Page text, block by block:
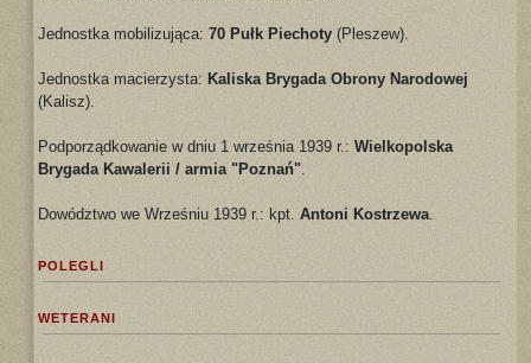
Jednostka mobilizująca: 70 Pułk Piechoty (Pleszew).
Jednostka macierzysta: Kaliska Brygada Obrony Narodowej
(Kalisz).
Podporządkowanie w dniu 1 września 1939 r.: Wielkopolska
Brygada Kawalerii / armia "Poznań".
Dowództwo we Wrześniu 1939 r.: kpt. Antoni Kostrzewa.
POLEGLI
WETERANI